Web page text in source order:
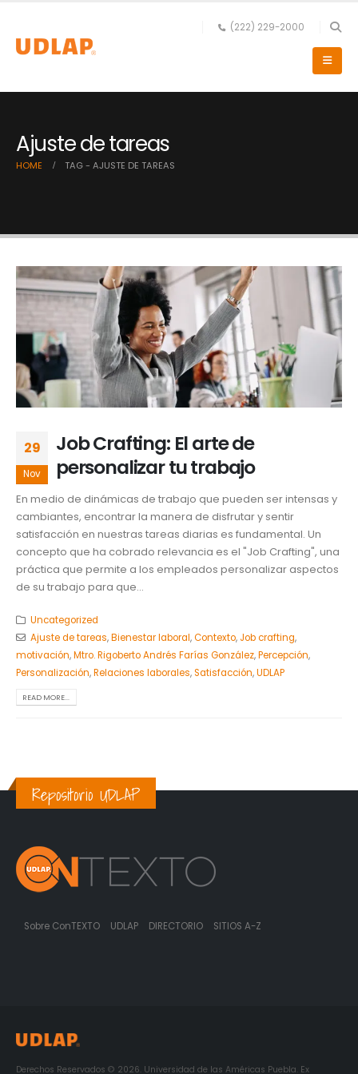
(222) 229-2000
Ajuste de tareas
HOME TAG - AJUSTE DE TAREAS
29
Nov
Job Crafting: El arte de
personalizar tu trabajo
En medio de dinámicas de trabajo que pueden ser intensas y
cambiantes, encontrar la manera de disfrutar y sentir
satisfacción en nuestras tareas diarias es fundamental. Un
concepto que ha cobrado relevancia es el "Job Crafting", una
práctica que permite a los empleados personalizar aspectos
de su trabajo para que...
Uncategorized
Ajuste de tareas,Bienestar laboral,Contexto, Job crafting,
motivación,Mtro. Rigoberto Andrés Farías González,Percepción,
Personalización,Relaciones laborales,Satisfacción,UDLAP
READ MORE...
Repositorio UDLAP
Sobre ConTEXTO UDLAP DIRECTORIO SITIOS A-Z
Derechos Reservados © 2026. Universidad de las Américas Puebla. Ex